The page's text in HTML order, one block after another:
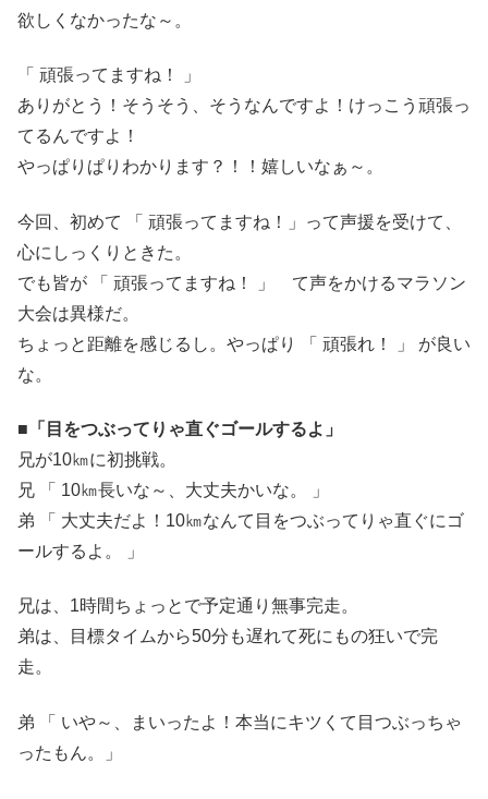
欲しくなかったな～。
「 頑張ってますね！ 」
ありがとう！そうそう、そうなんですよ！けっこう頑張っ
てるんですよ！
やっぱりぱりわかります？！！嬉しいなぁ～。
今回、初めて 「 頑張ってますね！」って声援を受けて、
心にしっくりときた。
でも皆が 「 頑張ってますね！ 」 て声をかけるマラソン
大会は異様だ。
ちょっと距離を感じるし。やっぱり 「 頑張れ！ 」 が良い
な。
■「目をつぶってりゃ直ぐゴールするよ」
兄が10㎞に初挑戦。
兄 「 10㎞長いな～、大丈夫かいな。 」
弟 「 大丈夫だよ！10㎞なんて目をつぶってりゃ直ぐにゴ
ールするよ。 」
兄は、1時間ちょっとで予定通り無事完走。
弟は、目標タイムから50分も遅れて死にもの狂いで完
走。
弟 「 いや～、まいったよ！本当にキツくて目つぶっちゃ
ったもん。」